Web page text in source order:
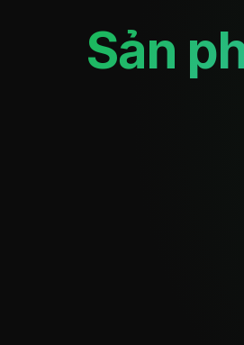
Sản